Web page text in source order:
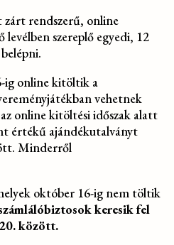
zárt rendszerű, online
szereplő egyedi, 12
ig online kitöltik a
vehetnek
online kitöltési időszak alatt
értékű ajándékutalványt
Minderről
október 16-ig nem töltik
keresik fel
között.